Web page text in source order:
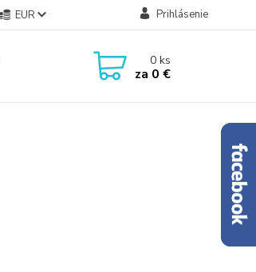
EUR Prihlásenie
0ks
za 0 €